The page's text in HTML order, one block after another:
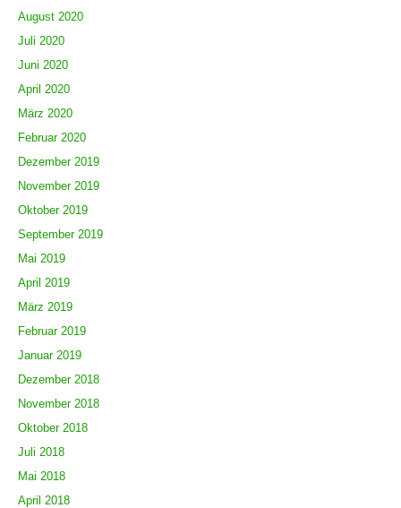
August 2020
Juli 2020
Juni 2020
April 2020
März 2020
Februar 2020
Dezember 2019
November 2019
Oktober 2019
September 2019
Mai 2019
April 2019
März 2019
Februar 2019
Januar 2019
Dezember 2018
November 2018
Oktober 2018
Juli 2018
Mai 2018
April 2018